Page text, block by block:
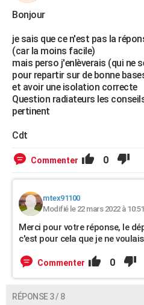
Bonjour
je sais que ce n'est pas la
(car la moins facile)
mais perso j'enlèverais (qui ne
pour repartir sur de bonne
et avoir une isolation correcte
Question radiateurs les
pertinent
Cdt
Commenter 0
mtex91100
Modifié le 22 mars 2022 à 10:51
Merci pour votre réponse, le
c'est pour cela que je ne
Commenter 0
RÉPONSE 3 / 8